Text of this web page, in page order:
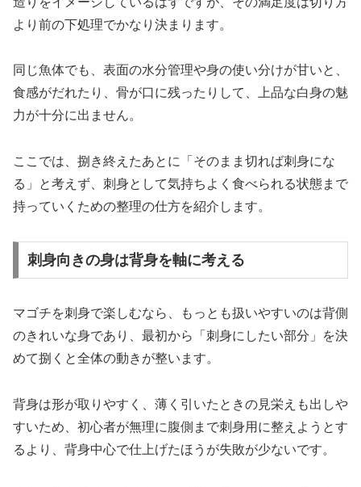
より前の下処理でかなり決まります。
同じ魚体でも、表面の水分管理や身の使い分けが甘いと、
食感がだれたり、骨が口に残ったりして、上品な白身の魅
力が十分に出ません。
ここでは、捌き終えたあとに「そのまま切れば刺身にな
る」と考えず、刺身として気持ちよく食べられる状態まで
持っていくための整理の仕方を紹介します。
刺身向きの身は背身を軸に考える
マゴチを刺身で楽しむなら、もっとも扱いやすいのは背側
のきれいな身であり、最初から「刺身にしたい部分」を決
めて捌くと全体の動きが整います。
背身は形が取りやすく、薄く引いたときの見栄えも出しや
すいため、初心者が無理に腹側まで刺身用に整えようとす
るより、背身中心で仕上げたほうが失敗が少ないです。